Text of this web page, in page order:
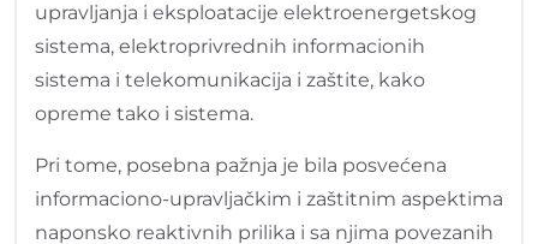
upravljanja i eksploatacije elektroenergetskog
sistema, elektroprivrednih informacionih
sistema i telekomunikacija i zaštite, kako
opreme tako i sistema.
Pri tome, posebna pažnja je bila posvećena
informaciono-upravljačkim i zaštitnim aspektima
naponsko reaktivnih prilika i sa njima povezanih